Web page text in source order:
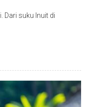
Dari suku Inuit di